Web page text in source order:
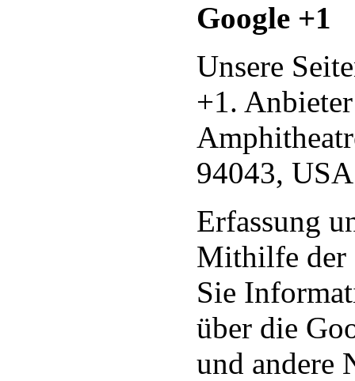
Google +1
Unsere
+1.
94043,
Erfassung
Mithilfe der
Sie
über die
und andere